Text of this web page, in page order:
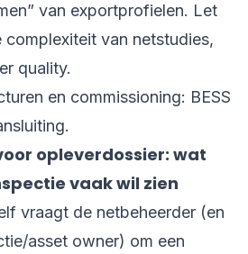
van exportprofielen. Let
van netstudies,
quality.
en commissioning: BESS
.
opleverdossier: wat
vaak wil zien
vraagt de netbeheerder (en
asset owner) om een